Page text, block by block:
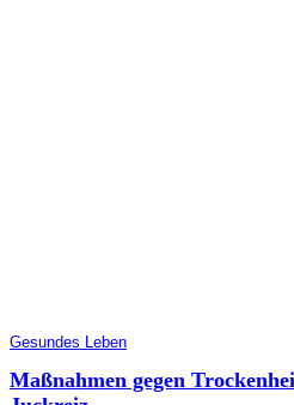
Gesundes Leben
Maßnahmen gegen